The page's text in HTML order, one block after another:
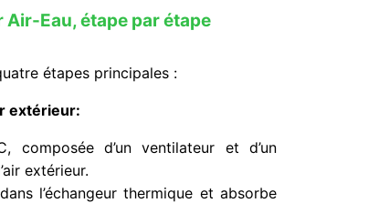
Air-Eau, étape par étape
étapes principales :
extérieur:
composée d’un ventilateur et d’un
extérieur.
l’échangeur thermique et absorbe